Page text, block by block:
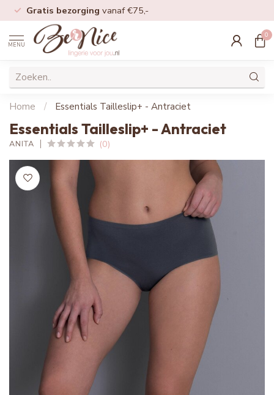
Gratis bezorging vanaf €75,-
MENU
0
Home / Essentials Tailleslip+ - Antraciet
Essentials Tailleslip+ - Antraciet
ANITA (0)